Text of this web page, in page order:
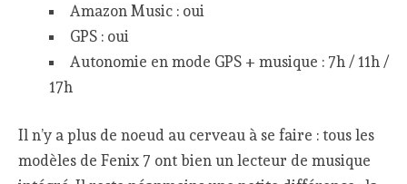
Amazon Music : oui
GPS : oui
Autonomie en mode GPS + musique : 7h / 11h /
17h
Il n’y a plus de noeud au cerveau à se faire : tous les
modèles de Fenix 7 ont bien un lecteur de musique